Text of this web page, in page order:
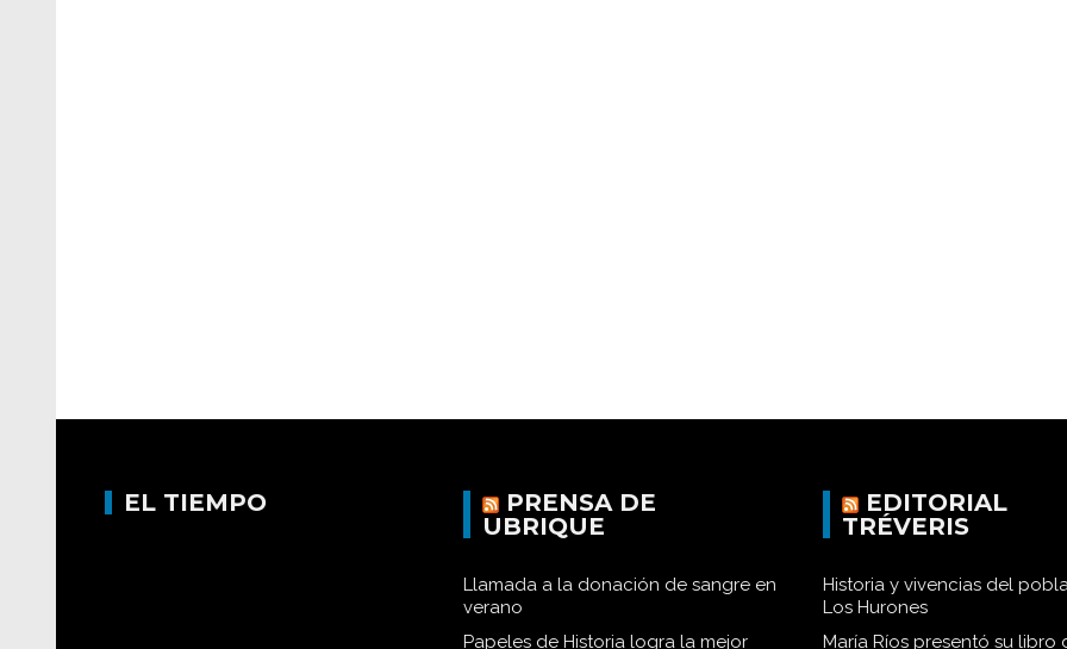
PRENSA DE
UBRIQUE
Llamada a la donación de sangre en
EDITORIAL
Historia y vivencias del